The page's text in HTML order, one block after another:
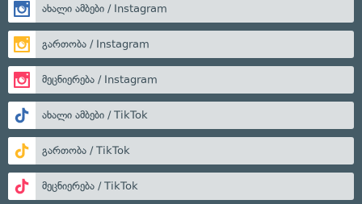
ახალი ამბები / Instagram
გართობა / Instagram
მეცნიერება / Instagram
ახალი ამბები / TikTok
გართობა / TikTok
მეცნიერება / TikTok